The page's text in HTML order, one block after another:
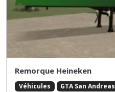
Remorque Heineken
Véhicules GTA San Andreas